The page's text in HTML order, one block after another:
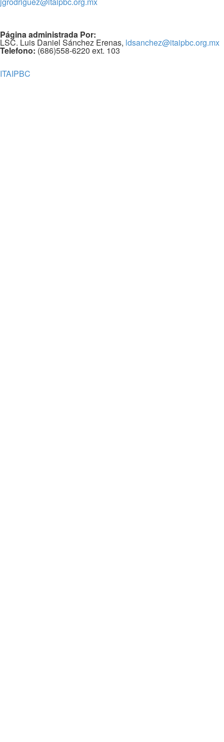
Página administrada Por:
LSC. Luis Daniel Sánchez Erenas, ldsanchez@itaipbc.org.mx
Telefono: (686)558-6220 ext. 103
ITAIPBC